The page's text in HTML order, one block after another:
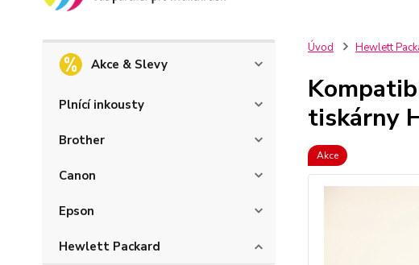
Akce & Slevy
Plnící inkousty
Brother
Canon
Epson
Hewlett Packard
Úvod Hewlett
tiskárny
Akce